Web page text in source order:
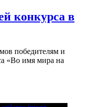
конкурса в
победителям и
«Во имя мира на